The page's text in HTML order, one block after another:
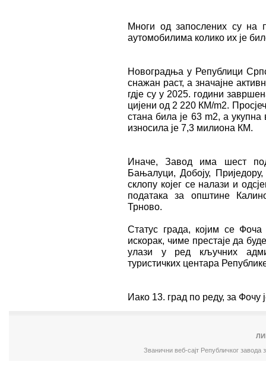
Многи од запослених су на
аутомобилима колико их је
Новоградња у Републици
снажан раст, а значајне
гдје су у 2025. години
цијени од 2 220 КМ/m2.
стана била је 63 m2, а укупна
износила је 7,3 милиона КМ.
Иначе, Завод има шест
Бањалуци, Добоју,
склопу којег се налази и
података за општине
Трново.
Статус града, којим се
искорак, чиме престаје да
улази у ред кључних
туристичких центара
Иако 13. град по реду, за Фочу
Званични веб-сајт Републичког